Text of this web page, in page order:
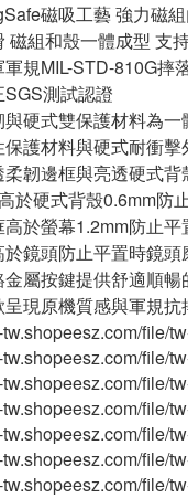
磁吸工藝 強力磁
磁組和殼一體成型 支
規MIL-STD-810G摔
測試認證
硬式雙保護材料為
護材料與硬式耐衝
韌邊框與亮透硬式
於硬式背殼0.6mm防
於螢幕1.2mm防止平
鏡頭防止平置時鏡頭
屬按鍵提供舒適順暢
現原機質感與軍規
tw.shopeesz.com/file/
tw.shopeesz.com/file/
tw.shopeesz.com/file/
tw.shopeesz.com/file/
tw.shopeesz.com/file/
tw.shopeesz.com/file/
tw.shopeesz.com/file/